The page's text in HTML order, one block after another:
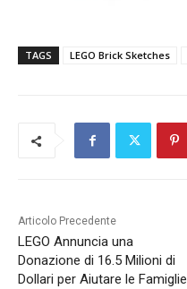
TAGS LEGO Brick Sketches
Articolo Precedente
LEGO Annuncia una
Donazione di 16.5 Milioni di
Dollari per Aiutare le Famiglie